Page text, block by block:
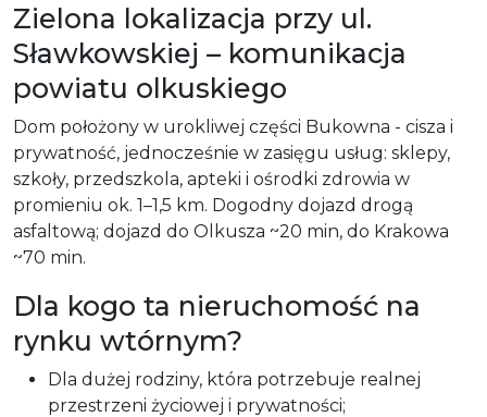
Zielona lokalizacja przy ul.
Sławkowskiej – komunikacja
powiatu olkuskiego
Dom położony w urokliwej części Bukowna - cisza i
prywatność, jednocześnie w zasięgu usług: sklepy,
szkoły, przedszkola, apteki i ośrodki zdrowia w
promieniu ok. 1–1,5 km. Dogodny dojazd drogą
asfaltową; dojazd do Olkusza ~20 min, do Krakowa
~70 min.
Dla kogo ta nieruchomość na
rynku wtórnym?
Dla dużej rodziny, która potrzebuje realnej
przestrzeni życiowej i prywatności;